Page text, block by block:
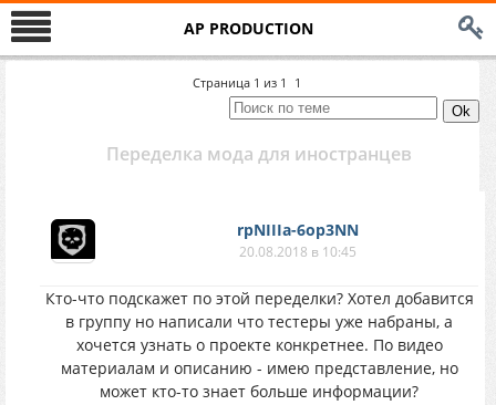
AP PRODUCTION
Страница 1 из 1 1
Переделка мода для иностранцев
rpNIIIa-6op3NN
20.08.2018 в 10:45
Кто-что подскажет по этой переделки? Хотел добавится
в группу но написали что тестеры уже набраны, а
хочется узнать о проекте конкретнее. По видео
материалам и описанию - имею представление, но
может кто-то знает больше информации?